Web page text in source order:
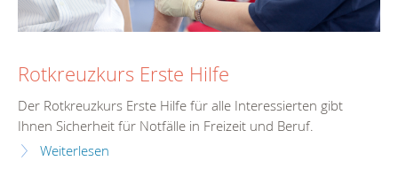
Rotkreuzkurs Erste Hilfe
Der Rotkreuzkurs Erste Hilfe für alle Interessierten gibt
Ihnen Sicherheit für Notfälle in Freizeit und Beruf.
Weiterlesen